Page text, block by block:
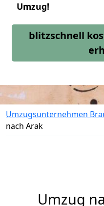
Umzug!
blitzschnell
Umzugsunternehmen
nach Arak
Umzug